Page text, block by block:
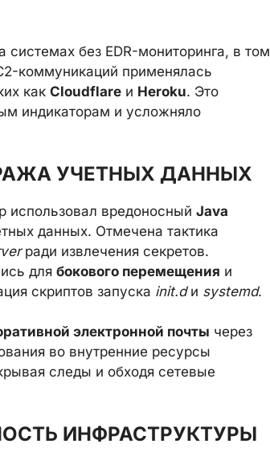
без EDR-мониторинга, в том
коммуникаций применялась
как Cloudflare и Heroku. Это
индикаторам и усложняло
УЧЕТНЫХ ДАННЫХ
использовал вредоносный Java
данных. Отмечена тактика
ради извлечения секретов.
для бокового перемещения и
скриптов запуска init.dи systemd.
электронной почты через
во внутренние ресурсы
следы и обходя сетевые
ИНФРАСТРУКТУРЫ